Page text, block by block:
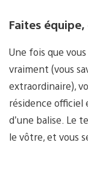
Faites
Une fois que
vraiment (vous
extraordinaire),
résidence officiel
d’une balise. Le
le vôtre, et vous